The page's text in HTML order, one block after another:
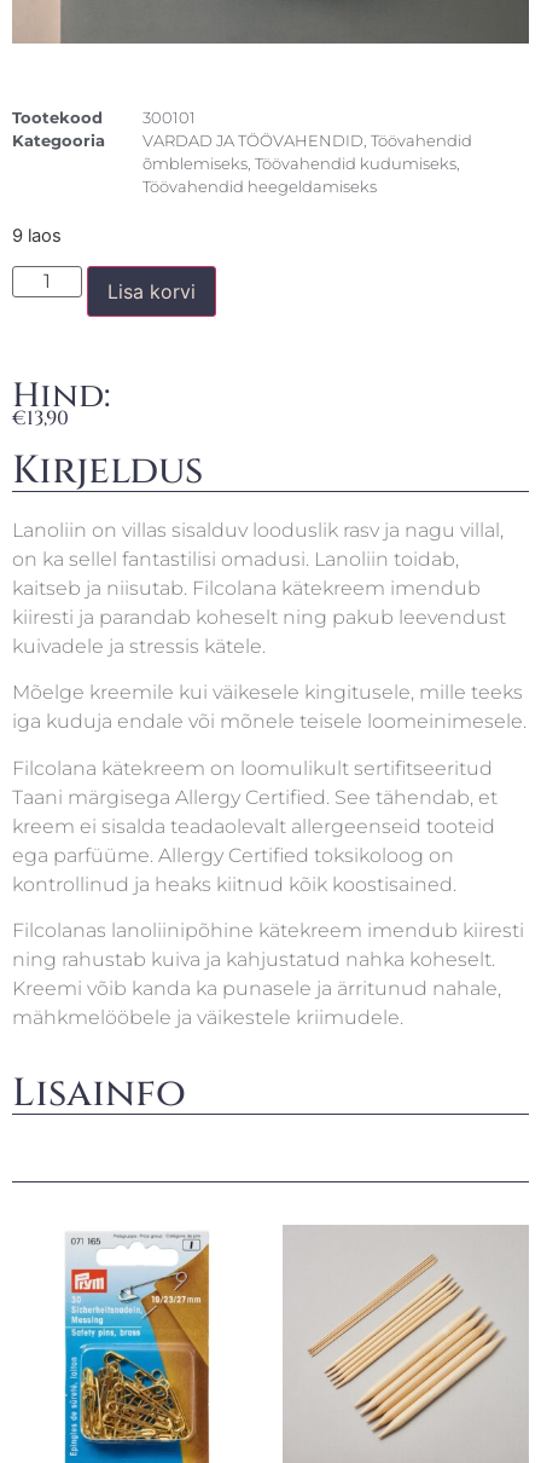
Tootekood
300101
Kategooria
VARDAD JA TÖÖVAHENDID Töövahendid
õmblemiseks Töövahendid kudumiseks
Töövahendid heegeldamiseks
9 laos
Lisa korvi
Hind:
€13,90
Kirjeldus
Lanoliin on villas sisalduv looduslik rasv ja nagu villal,
on ka sellel fantastilisi omadusi. Lanoliin toidab,
kaitseb ja niisutab. Filcolana kätekreem imendub
kiiresti ja parandab koheselt ning pakub leevendust
kuivadele ja stressis kätele.
Mõelge kreemile kui väikesele kingitusele, mille teeks
iga kuduja endale või mõnele teisele loomeinimesele.
Filcolana kätekreem on loomulikult sertifitseeritud
Taani märgisega Allergy Certified. See tähendab, et
kreem ei sisalda teadaolevalt allergeenseid tooteid
ega parfüüme. Allergy Certified toksikoloog on
kontrollinud ja heaks kiitnud kõik koostisained.
Filcolanas lanoliinipõhine kätekreem imendub kiiresti
ning rahustab kuiva ja kahjustatud nahka koheselt.
Kreemi võib kanda ka punasele ja ärritunud nahale,
mähkmelööbele ja väikestele kriimudele.
Lisainfo